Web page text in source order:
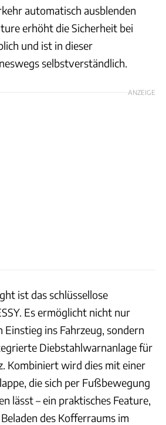
automatisch ausblenden
erhöht die Sicherheit bei
und ist in dieser
selbstverständlich.
ANZEIGE
ist das schlüssellose
Es ermöglicht nicht nur
ins Fahrzeug, sondern
Diebstahlwarnanlage für
Kombiniert wird dies mit einer
die sich per Fußbewegung
lässt – ein praktisches Feature,
des Kofferraums im